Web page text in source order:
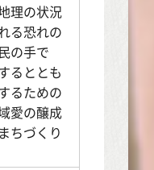
理の状況
る恐れの
の手で
るととも
るための
愛の醸成
ちづくり